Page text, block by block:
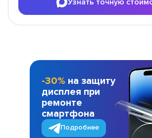
-30% на защиту
дисплея при
ремонте
смартфона
Подробнее